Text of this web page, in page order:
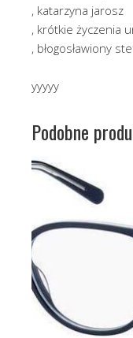
, katarzyna jarosz
, krótkie życzenia
, błogosławiony
yyyyy
Podobne